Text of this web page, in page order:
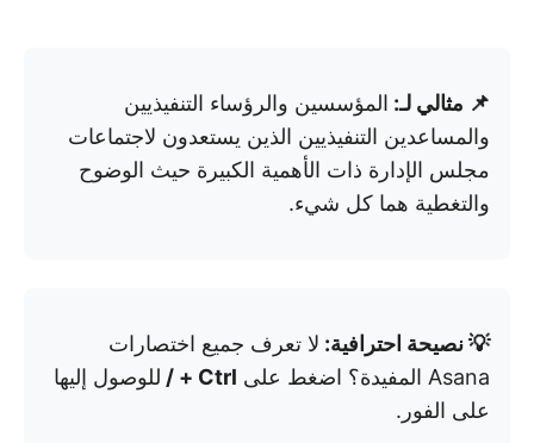
📌 مثالي لـ: المؤسسين والرؤساء التنفيذيين
والمساعدين التنفيذيين الذين يستعدون لاجتماعات
مجلس الإدارة ذات الأهمية الكبيرة حيث الوضوح
والتغطية هما كل شيء.
💡 نصيحة احترافية: لا تعرف جميع اختصارات
Asana المفيدة؟ اضغط على
Ctrl + /
للوصول إليها
على الفور.